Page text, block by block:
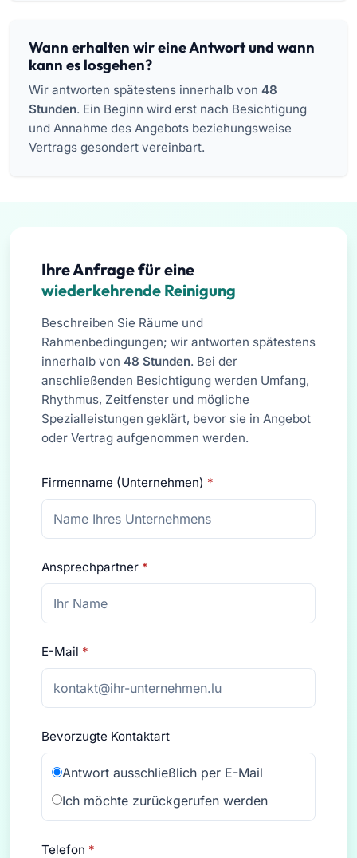
Wann erhalten wir eine Antwort und wann
kann es losgehen?
Wir antworten spätestens innerhalb von 48
Stunden. Ein Beginn wird erst nach Besichtigung
und Annahme des Angebots beziehungsweise
Vertrags gesondert vereinbart.
Ihre Anfrage für eine
wiederkehrende Reinigung
Beschreiben Sie Räume und
Rahmenbedingungen; wir antworten spätestens
innerhalb von 48 Stunden. Bei der
anschließenden Besichtigung werden Umfang,
Rhythmus, Zeitfenster und mögliche
Spezialleistungen geklärt, bevor sie in Angebot
oder Vertrag aufgenommen werden.
Firmenname (Unternehmen) *
Ansprechpartner *
E-Mail *
Bevorzugte Kontaktart
Antwort ausschließlich per E-Mail
Ich möchte zurückgerufen werden
Telefon *